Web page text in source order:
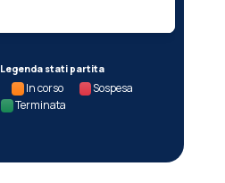
Legenda stati partita
In corso
Sospesa
Terminata